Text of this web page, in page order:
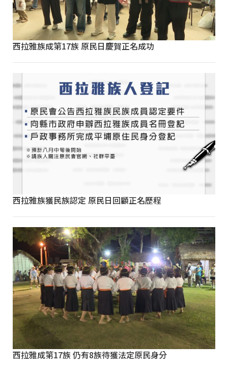
西拉雅族成第17族 原民日慶賀正名成功
西拉雅族獲民族認定 原民日回顧正名歷程
西拉雅成第17族 仍有8族待獲法定原民身分